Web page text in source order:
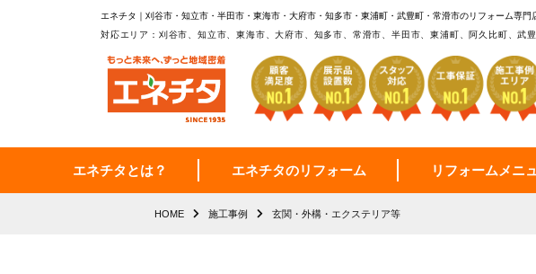
エネチタ｜刈谷市・知立市・半田市・東海市・大府市・知多市・東浦町・武豊町・常滑市のリフォーム専門
対応エリア：刈谷市、知立市、東海市、大府市、知多市、常滑市、半田市、東浦町、阿久比町、武
エネチタとは？ エネチタのリフォーム リフォームメニ
HOME 施工事例 玄関・外構・エクステリア等